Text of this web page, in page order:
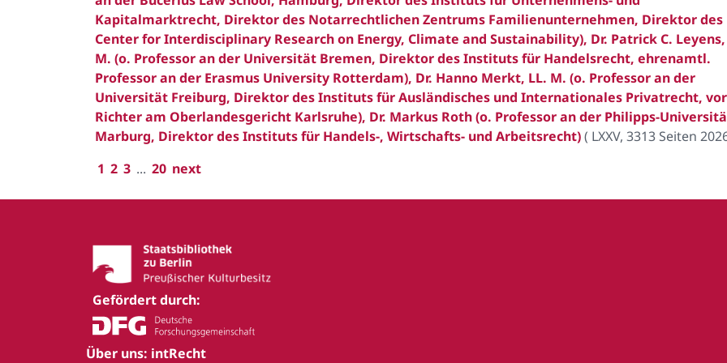
Kapitalmarktrecht, Direktor des Notarrechtlichen Zentrums Familienunternehmen, Direktor des
Center for Interdisciplinary Research on Energy, Climate and Sustainability), Dr. Patrick C. Leyens,
M. (o. Professor an der Universität Bremen, Direktor des Instituts für Handelsrecht, ehrenamtl.
Professor an der Erasmus University Rotterdam), Dr. Hanno Merkt, LL. M. (o. Professor an der
Universität Freiburg, Direktor des Instituts für Ausländisches und Internationales Privatrecht,
Richter am Oberlandesgericht Karlsruhe), Dr. Markus Roth (o. Professor an der Philipps-
Marburg, Direktor des Instituts für Handels-, Wirtschafts- und Arbeitsrecht)( LXXV, 3313 Seiten
1 2 3 ... 20 next
Gefördert durch:
Über uns: intRecht